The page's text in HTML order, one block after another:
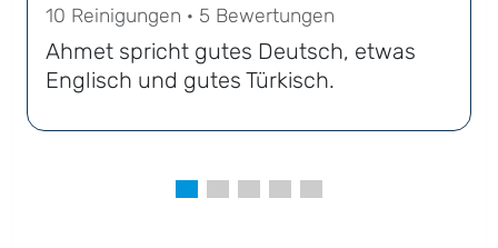
10 Reinigungen · 5 Bewertungen
Ahmet spricht gutes Deutsch, etwas
Englisch und gutes Türkisch.